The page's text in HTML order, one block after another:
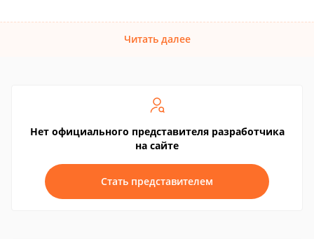
Читать далее
Нет официального представителя разработчика
на сайте
Стать представителем